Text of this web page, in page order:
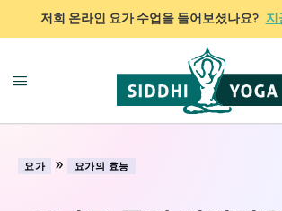
저희 온라인 요가 수업을 들어보셨나요? 지
요가 » 요가의 효능